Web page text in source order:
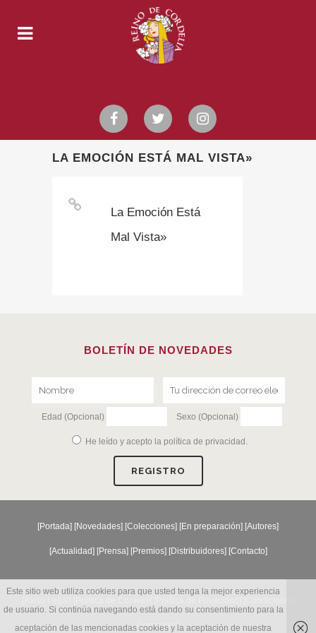
LA EMOCIÓN ESTÁ MAL VISTA»
La Emoción Está
Mal Vista»
BOLETÍN DE NOVEDADES
Edad (Opcional) Sexo (Opcional)
He leído y acepto la política de privacidad .
[Portada] [Novedades] [Colecciones] [En preparación] [Autores]
[Actualidad] [Prensa] [Premios] [Distribuidores] [Contacto]
Generales ]
Este sitio web utiliza cookies para que usted tenga la mejor experiencia
de usuario. Si continúa navegando está dando su consentimiento para la
aceptación de las mencionadas cookies y la aceptación de nuestra